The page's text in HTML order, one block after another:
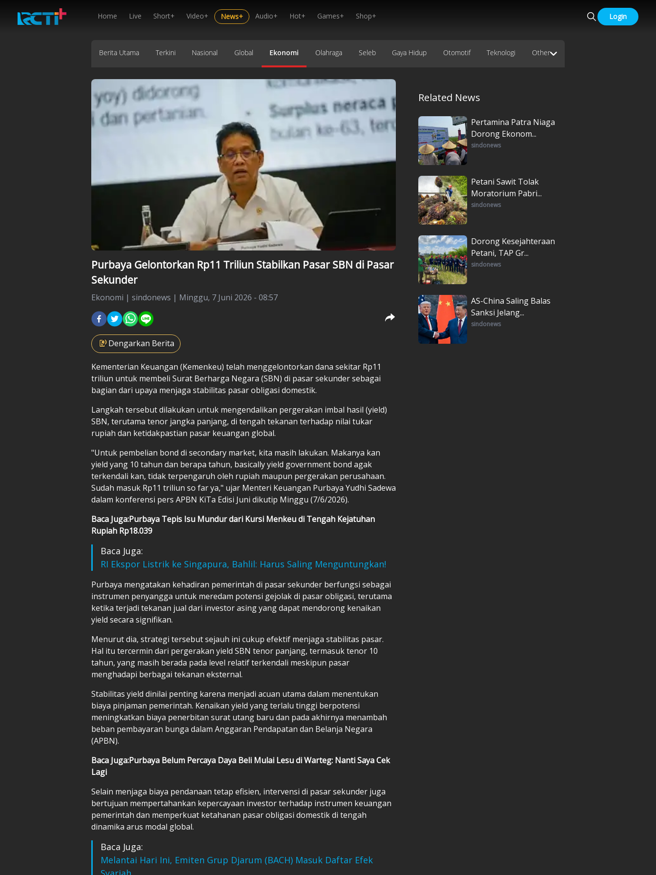
Home Live Short+ Video+ News+ Audio+ Hot+ Games+ Shop+ Login
Berita Utama Terkini Nasional Global Ekonomi Olahraga Seleb Gaya Hidup Otomotif Teknologi Other
Purbaya Gelontorkan Rp11 Triliun Stabilkan Pasar SBN di Pasar
Sekunder
Ekonomi | sindonews | Minggu, 7 Juni 2026 - 08:57
Dengarkan Berita
Kementerian Keuangan (Kemenkeu) telah menggelontorkan dana sekitar Rp11
triliun untuk membeli Surat Berharga Negara (SBN) di pasar sekunder sebagai
bagian dari upaya menjaga stabilitas pasar obligasi domestik.
Langkah tersebut dilakukan untuk mengendalikan pergerakan imbal hasil (yield)
SBN, terutama tenor jangka panjang, di tengah tekanan terhadap nilai tukar
rupiah dan ketidakpastian pasar keuangan global.
"Untuk pembelian bond di secondary market, kita masih lakukan. Makanya kan
yield yang 10 tahun dan berapa tahun, basically yield government bond agak
terkendali kan, tidak terpengaruh oleh rupiah maupun pergerakan perusahaan.
Sudah masuk Rp11 triliun so far ya," ujar Menteri Keuangan Purbaya Yudhi Sadewa
dalam konferensi pers APBN KiTa Edisi Juni dikutip Minggu (7/6/2026).
Baca Juga:Purbaya Tepis Isu Mundur dari Kursi Menkeu di Tengah Kejatuhan
Rupiah Rp18.039
Baca Juga:
RI Ekspor Listrik ke Singapura, Bahlil: Harus Saling Menguntungkan!
Purbaya mengatakan kehadiran pemerintah di pasar sekunder berfungsi sebagai
instrumen penyangga untuk meredam potensi gejolak di pasar obligasi, terutama
ketika terjadi tekanan jual dari investor asing yang dapat mendorong kenaikan
yield secara signifikan.
Menurut dia, strategi tersebut sejauh ini cukup efektif menjaga stabilitas pasar.
Hal itu tercermin dari pergerakan yield SBN tenor panjang, termasuk tenor 10
tahun, yang masih berada pada level relatif terkendali meskipun pasar
menghadapi berbagai tekanan eksternal.
Stabilitas yield dinilai penting karena menjadi acuan utama dalam menentukan
biaya pinjaman pemerintah. Kenaikan yield yang terlalu tinggi berpotensi
meningkatkan biaya penerbitan surat utang baru dan pada akhirnya menambah
beban pembayaran bunga dalam Anggaran Pendapatan dan Belanja Negara
(APBN).
Baca Juga:Purbaya Belum Percaya Daya Beli Mulai Lesu di Warteg: Nanti Saya Cek
Lagi
Selain menjaga biaya pendanaan tetap efisien, intervensi di pasar sekunder juga
bertujuan mempertahankan kepercayaan investor terhadap instrumen keuangan
pemerintah dan memperkuat ketahanan pasar obligasi domestik di tengah
dinamika arus modal global.
Baca Juga:
Melantai Hari Ini, Emiten Grup Djarum (BACH) Masuk Daftar Efek
Related News
Pertamina Patra Niaga
Dorong Ekonom...
sindonews
Petani Sawit Tolak
Moratorium Pabri...
sindonews
Dorong Kesejahteraan
Petani, TAP Gr...
sindonews
AS-China Saling Balas
Sanksi Jelang...
sindonews